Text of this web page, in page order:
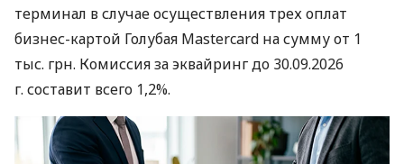
терминал в случае осуществления трех оплат
бизнес-картой Голубая Mastercard на сумму от 1
тыс. грн. Комиссия за эквайринг до 30.09.2026
г. составит всего 1,2%.